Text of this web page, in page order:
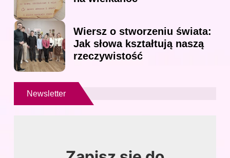
Wiersz o stworzeniu świata:
Jak słowa kształtują naszą
rzeczywistość
Newsletter